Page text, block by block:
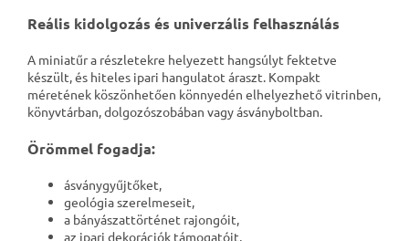
Reális kidolgozás és univerzális felhasználás
A miniatűr a részletekre helyezett hangsúlyt fektetve
készült, és hiteles ipari hangulatot áraszt. Kompakt
méretének köszönhetően könnyedén elhelyezhető vitrinben,
könyvtárban, dolgozószobában vagy ásványboltban.
Örömmel fogadja:
ásványgyűjtőket,
geológia szerelmeseit,
a bányászattörténet rajongóit,
az ipari dekorációk támogatóit,